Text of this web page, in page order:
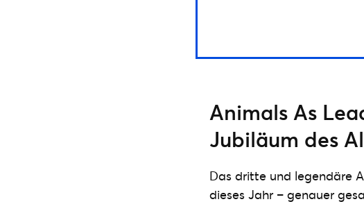
Animals As
Jubiläum des
Das dritte und legendäre
dieses Jahr – genauer